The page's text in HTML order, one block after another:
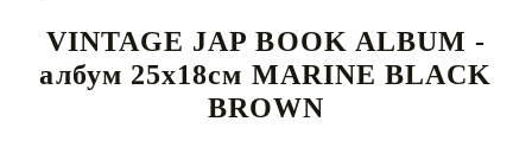
VINTAGE JAP BOOK ALBUM -
албум 25х18cм MARINE BLACK
BROWN